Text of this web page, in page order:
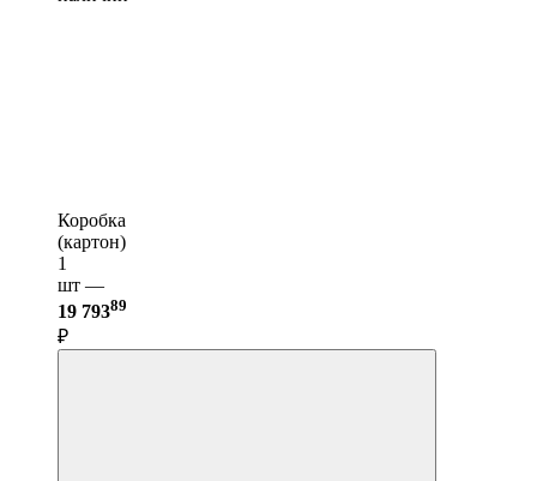
Коробка
(картон)
1
шт —
19 79389
₽